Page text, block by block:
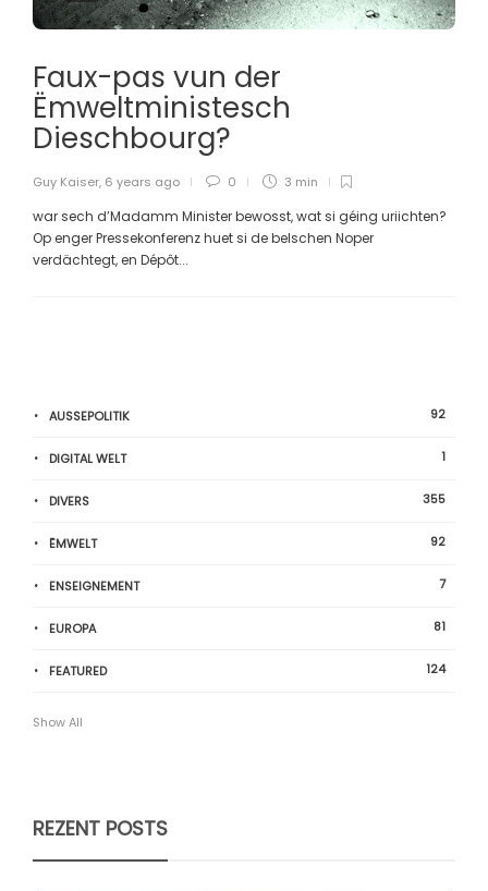
Faux-pas vun der
Ëmweltministesch
Dieschbourg?
Guy Kaiser, 6 years ago 0 3 min
war sech d’Madamm Minister bewosst, wat si géing uriichten?
Op enger Pressekonferenz huet si de belschen Noper
verdächtegt, en Dépôt...
AUSSEPOLITIK 92
DIGITAL WELT 1
DIVERS 355
ËMWELT 92
ENSEIGNEMENT 7
EUROPA 81
FEATURED 124
Show All
REZENT POSTS